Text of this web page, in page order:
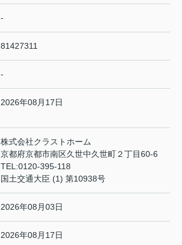
-
81427311
-
2026年08月17日
株式会社クラストホーム
京都府京都市南区久世中久世町２丁目60-6
TEL:0120-395-118
国土交通大臣 (1) 第10938号
2026年08月03日
2026年08月17日